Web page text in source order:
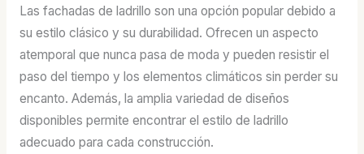
Las fachadas de ladrillo son una opción popular debido a
su estilo clásico y su durabilidad. Ofrecen un aspecto
atemporal que nunca pasa de moda y pueden resistir el
paso del tiempo y los elementos climáticos sin perder su
encanto. Además, la amplia variedad de diseños
disponibles permite encontrar el estilo de ladrillo
adecuado para cada construcción.